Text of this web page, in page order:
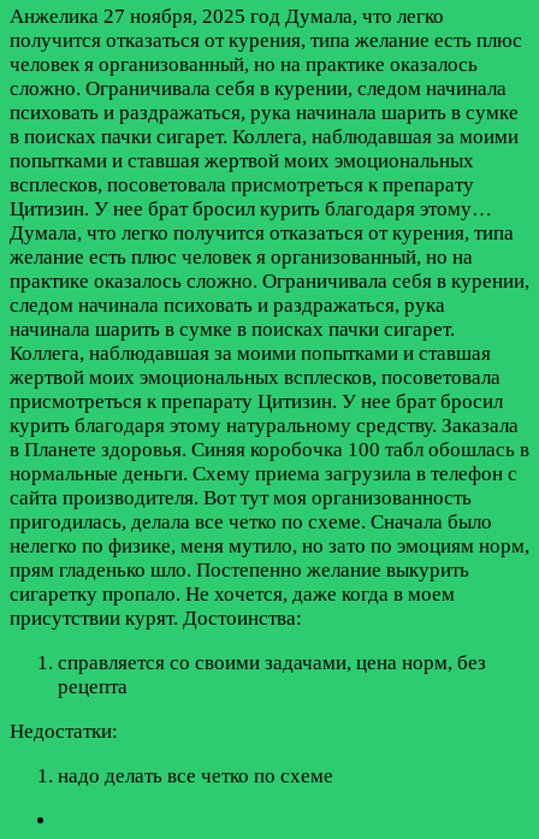
Анжелика 27 ноября, 2025 год Думала, что легко
получится отказаться от курения, типа желание есть плюс
человек я организованный, но на практике оказалось
сложно. Ограничивала себя в курении, следом начинала
психовать и раздражаться, рука начинала шарить в сумке
в поисках пачки сигарет. Коллега, наблюдавшая за моими
попытками и ставшая жертвой моих эмоциональных
всплесков, посоветовала присмотреться к препарату
Цитизин. У нее брат бросил курить благодаря этому…
Думала, что легко получится отказаться от курения, типа
желание есть плюс человек я организованный, но на
практике оказалось сложно. Ограничивала себя в курении,
следом начинала психовать и раздражаться, рука
начинала шарить в сумке в поисках пачки сигарет.
Коллега, наблюдавшая за моими попытками и ставшая
жертвой моих эмоциональных всплесков, посоветовала
присмотреться к препарату Цитизин. У нее брат бросил
курить благодаря этому натуральному средству. Заказала
в Планете здоровья. Синяя коробочка 100 табл обошлась в
нормальные деньги. Схему приема загрузила в телефон с
сайта производителя. Вот тут моя организованность
пригодилась, делала все четко по схеме. Сначала было
нелегко по физике, меня мутило, но зато по эмоциям норм,
прям гладенько шло. Постепенно желание выкурить
сигаретку пропало. Не хочется, даже когда в моем
присутствии курят. Достоинства:
справляется со своими задачами, цена норм, без
рецепта
Недостатки:
надо делать все четко по схеме